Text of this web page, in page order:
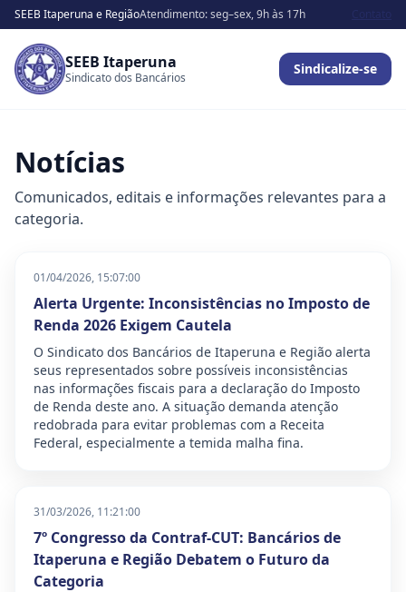
SEEB Itaperuna e RegiãoAtendimento: seg–sex, 9h às 17h
SEEB Itaperuna
Sindicato dos Bancários
Sindicalize-se
Notícias
Comunicados, editais e informações relevantes para a
categoria.
01/04/2026, 15:07:00
Alerta Urgente: Inconsistências no Imposto de
Renda 2026 Exigem Cautela
O Sindicato dos Bancários de Itaperuna e Região alerta
seus representados sobre possíveis inconsistências
nas informações fiscais para a declaração do Imposto
de Renda deste ano. A situação demanda atenção
redobrada para evitar problemas com a Receita
Federal, especialmente a temida malha fina.
31/03/2026, 11:21:00
7º Congresso da Contraf-CUT: Bancários de
Itaperuna e Região Debatem o Futuro da
Categoria